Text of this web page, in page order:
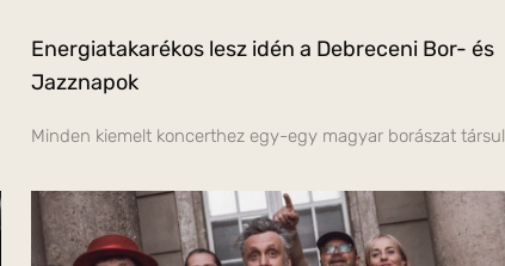
Energiatakarékos lesz idén a Debreceni Bor- és
Jazznapok
Minden kiemelt koncerthez egy-egy magyar borászat társul